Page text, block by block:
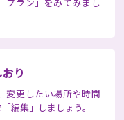
り
変更したい場所や時間
編集」しましょう。